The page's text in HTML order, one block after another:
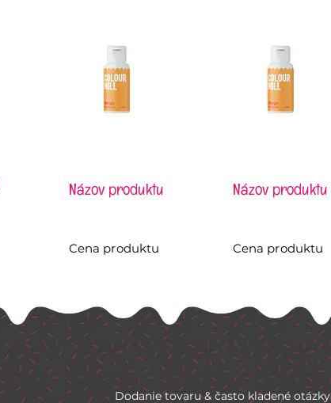
Názov produktu
Cena produktu
Názov produktu
Cena produktu
Dodanie tovaru & často kladené otázky